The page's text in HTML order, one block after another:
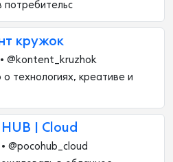
потребительс
кружок
@kontent_kruzhok
о технологиях, креативе и
HUB | Cloud
@pocohub_cloud